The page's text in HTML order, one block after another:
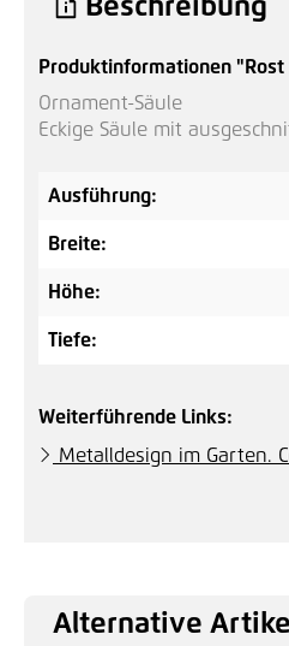
Beschreibung
Produktinformationen
Ornament-Säule
Eckige Säule mit
Ausführung:
Breite:
Höhe:
Tiefe:
Weiterführende Links:
Metalldesign im Garten.
Alternative